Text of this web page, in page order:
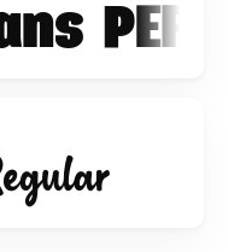
font saya. Baik itu
Percetakan, atau
atau memanfaatkan
itu untuk Iklan,
Youtube, atau